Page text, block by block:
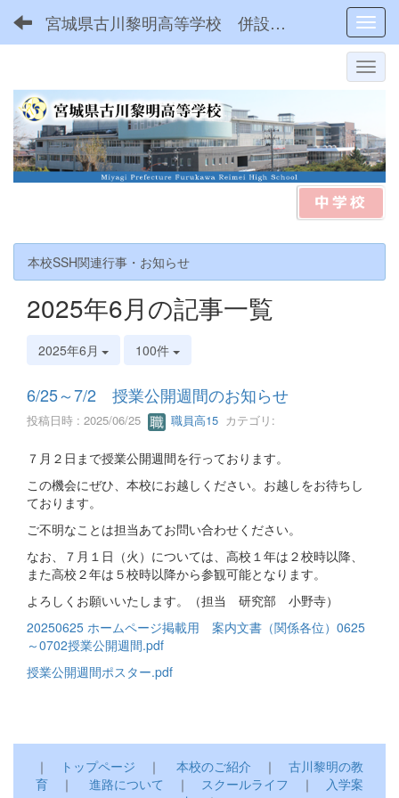
宮城県古川黎明高等学校 併設型中高一貫
本校SSH関連行事・お知らせ
2025年6月の記事一覧
2025年6月 100件
6/25～7/2 授業公開週間のお知らせ
投稿日時 : 2025/06/25 職員高15 カテゴリ:
７月２日まで授業公開週間を行っております。
この機会にぜひ、本校にお越しください。お越しをお待ちし
ております。
ご不明なことは担当あてお問い合わせください。
なお、７月１日（火）については、高校１年は２校時以降、
また高校２年は５校時以降から参観可能となります。
よろしくお願いいたします。（担当 研究部 小野寺）
20250625 ホームページ掲載用 案内文書（関係各位）0625
～0702授業公開週間.pdf
授業公開週間ポスター.pdf
｜ トップページ ｜ 本校のご紹介 ｜ 古川黎明の教
育 ｜ 進路について ｜ スクールライフ ｜
入学案